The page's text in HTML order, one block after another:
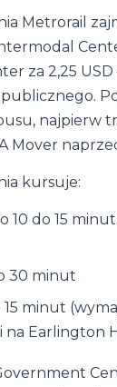
Metrorail
za 2,25
najpierw
Mover
kursuje:
10 do 15
30 minut
minut
na Earlington